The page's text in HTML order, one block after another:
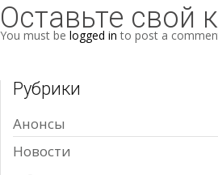
Оставьте свой
You must be logged in to post a
Рубрики
Анонсы
Новости